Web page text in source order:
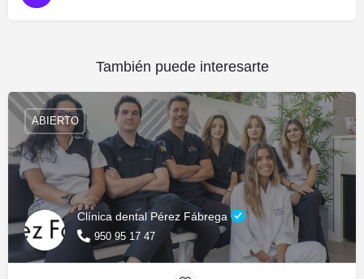
También puede interesarte
Clínica dental Pérez Fábrega
950 95 17 47
ABIERTO